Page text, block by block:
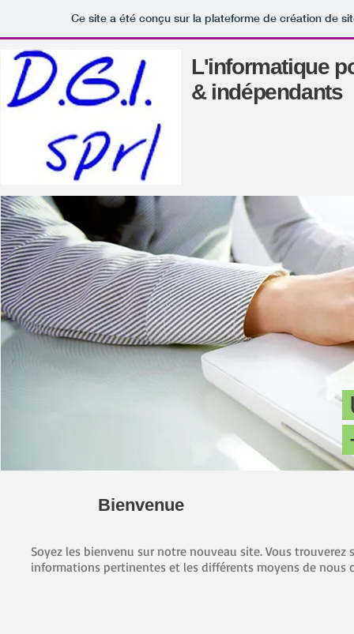
Ce site a été conçu sur la plateforme de création de
L'informatique
& indépendants
Bienvenue
Soyez les bienvenu sur notre nouveau site. Vous trouverez
informations pertinentes et les différents moyens de nous